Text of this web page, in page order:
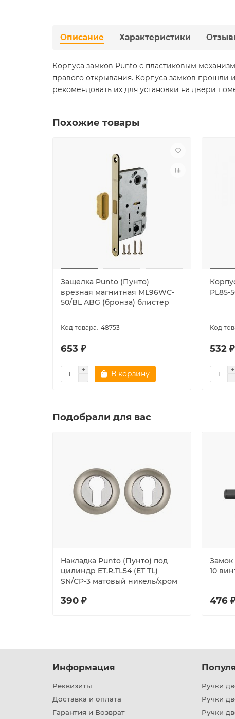
Описание Характеристики
Корпуса замков Punto c пластиковым
правого открывания. Корпуса замков прошли
рекомендовать их для установки на двери
Похожие товары
Защелка Punto (Пунто)
врезная магнитная ML96WC-
50/BL ABG (бронза) блистер
48753
653 ₽
В корзину
PL85-
532 ₽
Подобрали для вас
Накладка Punto (Пунто) под
цилиндр ET.R.TL54 (ET TL)
SN/CP-3 матовый никель/хром
390 ₽
Замок
10
476
Информация
Реквизиты
Доставка и оплата
Гарантия и Возврат
Ручки
Ручки
Ручки